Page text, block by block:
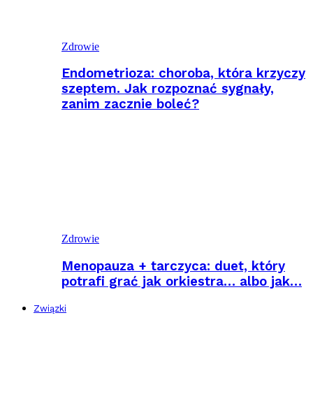
Zdrowie
Endometrioza: choroba, która krzyczy
szeptem. Jak rozpoznać sygnały,
zanim zacznie boleć?
Zdrowie
Menopauza + tarczyca: duet, który
potrafi grać jak orkiestra… albo jak…
Związki